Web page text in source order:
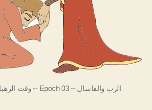
الرب والفاسال -- Epoch 03 -- وقت الرهبان والفرسان